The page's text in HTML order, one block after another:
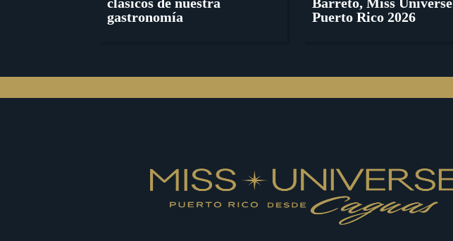
clásicos de nuestra
gastronomía
Barreto, Miss Universe
Puerto Rico 2026